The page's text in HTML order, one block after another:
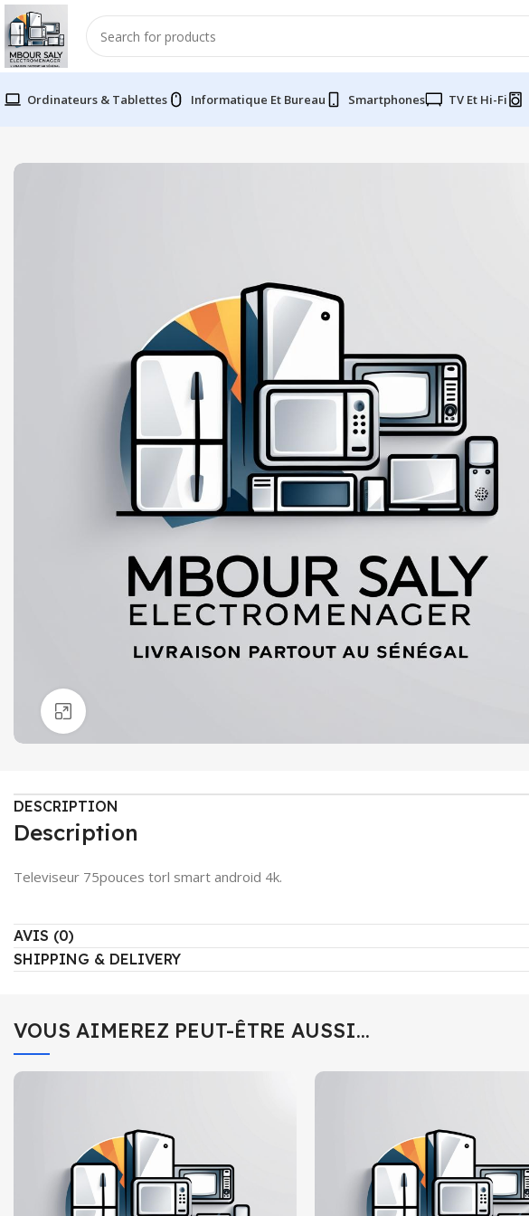
Ordinateurs & Tablettes Informatique Et Bureau Smartphones TV Et Hi-Fi
DESCRIPTION
Description
Televiseur 75pouces torl smart android 4k.
AVIS (0)
SHIPPING & DELIVERY
VOUS AIMEREZ PEUT-ÊTRE AUSSI…